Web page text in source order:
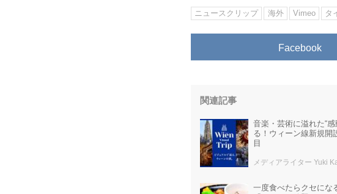
ニュースクリップ 海外 Vimeo タ
Facebook
関連記事
音楽・芸術に溢れた“感
る！ウィーン線新規開
目
メディアライター Yuki
一度食べたらクセにな